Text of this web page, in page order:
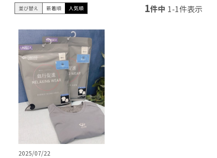
並び替え 新着順 人気順 1件中 1-1件表示
2025/07/22